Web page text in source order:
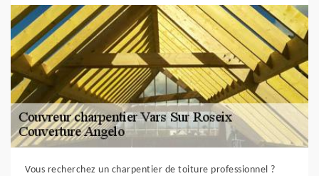
Vous recherchez un charpentier de toiture professionnel ?